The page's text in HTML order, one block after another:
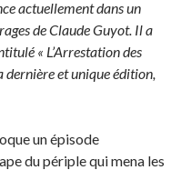
actuellement dans un
de Claude Guyot. Il a
« L’Arrestation des
et unique édition,
un épisode
du périple qui mena les